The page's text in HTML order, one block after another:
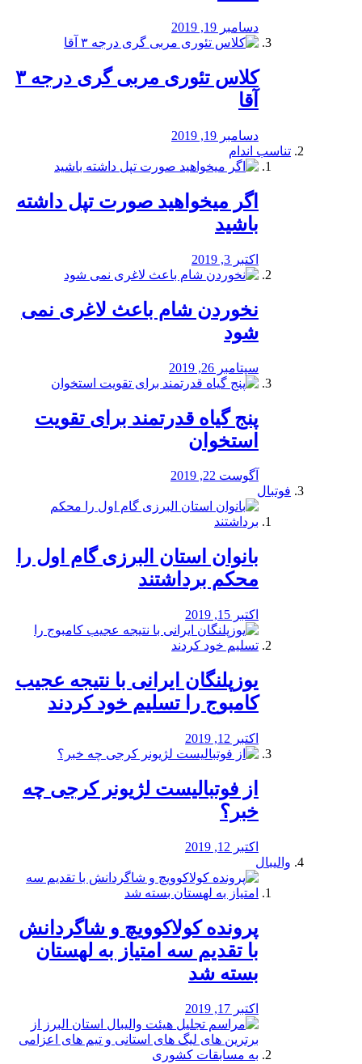
دسامبر 19, 2019
کلاس تئوری مربی گری درجه ۳
آقا
دسامبر 19, 2019
تناسب اندام
اگر میخواهید صورت تپل داشته
باشید
اکتبر 3, 2019
نخوردن شام باعث لاغری نمی
‌شود
سپتامبر 26, 2019
پنج گیاه قدرتمند برای تقویت
استخوان
آگوست 22, 2019
فوتبال
بانوان استان البرزی گام اول را
محكم برداشتند
اکتبر 15, 2019
یوزپلنگان ایرانی با نتیجه عجیب
کامبوج را تسلیم خود کردند
اکتبر 12, 2019
از فوتبالیست لژیونر کرجی چه
خبر؟
اکتبر 12, 2019
والیبال
پرونده کولاکوویچ و شاگردانش
با تقدیم سه امتیاز به لهستان
بسته شد
اکتبر 17, 2019